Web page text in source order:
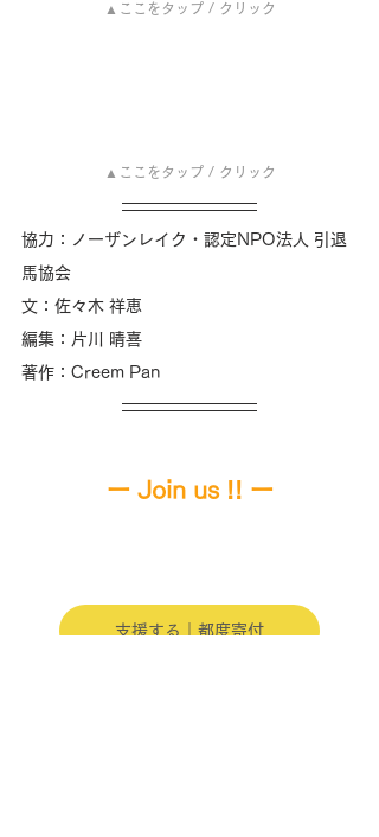
▲ここをタップ / クリック
▲ここをタップ / クリック
協力：ノーザンレイク・認定NPO法人 引退
馬協会
文：佐々木 祥恵
編集：片川 晴喜
著作：Creem Pan
ー Join us !! ー
支援する｜都度寄付